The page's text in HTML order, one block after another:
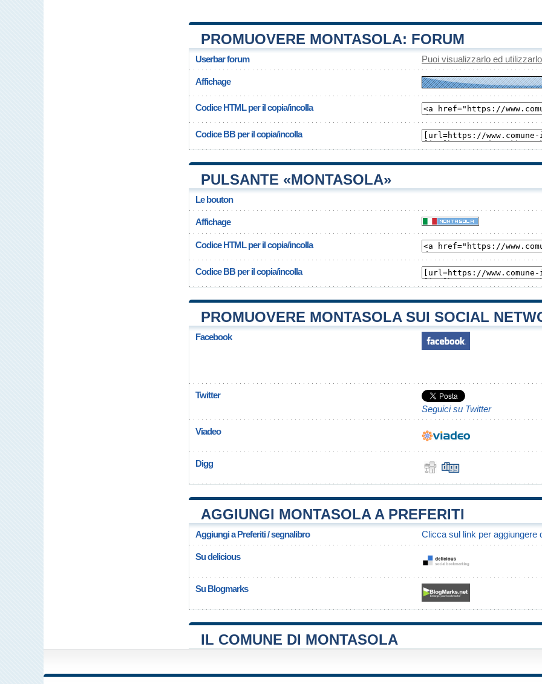
PROMUOVERE MONTASOLA: FORUM
Userbar forum Puoi visualizzarlo ed
Affichage
Codice HTML per il copia/incolla
Codice BB per il copia/incolla
PULSANTE «MONTASOLA»
Le bouton
Affichage
Codice HTML per il copia/incolla
Codice BB per il copia/incolla
PROMUOVERE MONTASOLA SUI SOCIAL
Facebook
Twitter
Seguici su Twitter
Viadeo
Digg
AGGIUNGI MONTASOLA A PREFERITI
Aggiungi a Preferiti / segnalibro Clicca sul link per aggiungere
Su delicious
Su Blogmarks
IL COMUNE DI MONTASOLA